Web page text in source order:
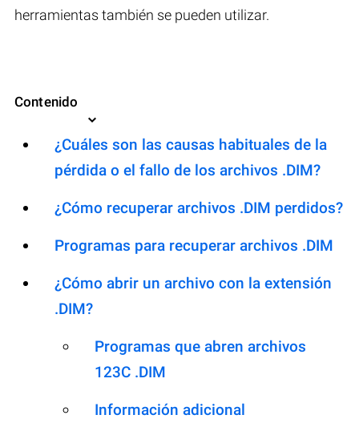
herramientas también se pueden utilizar.
Contenido
¿Cuáles son las causas habituales de la
pérdida o el fallo de los archivos .DIM?
¿Cómo recuperar archivos .DIM perdidos?
Programas para recuperar archivos .DIM
¿Cómo abrir un archivo con la extensión
.DIM?
Programas que abren archivos
123C .DIM
Información adicional